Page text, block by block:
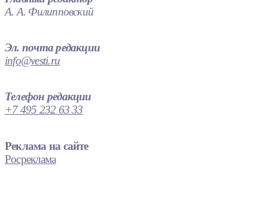
А. А. Филипповский
Эл. почта редакции
info@vesti.ru
Телефон редакции
+7 495 232 63 33
Реклама на сайте
Росреклама